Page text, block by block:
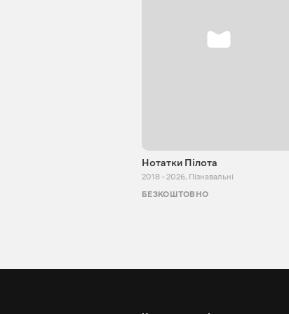
Нотатки Пілота
2018 - 2026, Пізнавальні
БЕЗКОШТОВНО